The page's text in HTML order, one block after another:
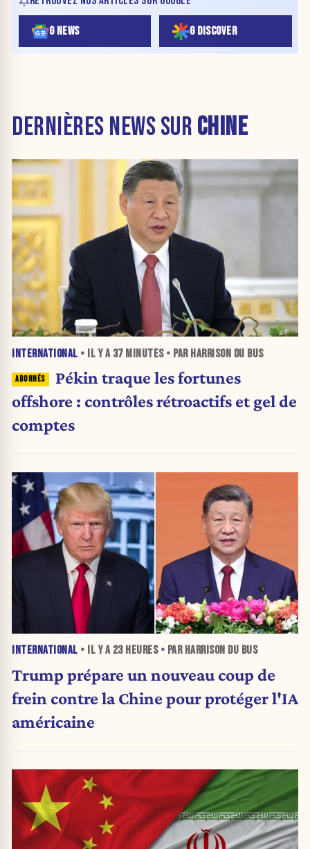
G NEWS G DISCOVER
DERNIÈRES NEWS SUR CHINE
INTERNATIONAL • IL Y A 37 MINUTES• PAR HARRISON DU BUS
Pékin traque les fortunes
offshore : contrôles rétroactifs et gel de
comptes
INTERNATIONAL • IL Y A 23 HEURES• PAR HARRISON DU BUS
Trump prépare un nouveau coup de
frein contre la Chine pour protéger l'IA
américaine